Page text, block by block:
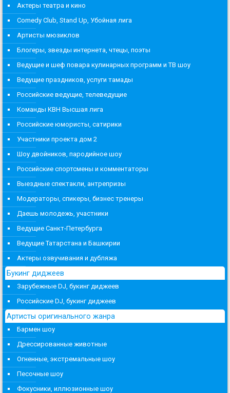
Актеры театра и кино
Comedy Club, Stand Up, Убойная лига
Артисты мюзиклов
Блогеры, звезды интернета, чтецы, поэты
Ведущие и шеф повара кулинарных программ и ТВ шоу
Ведущие праздников, услуги тамады
Российские ведущие, телеведущие
Команды КВН Высшая лига
Российские юмористы, сатирики
Участники проекта дом 2
Шоу двойников, пародийное шоу
Российские спортсмены и комментаторы
Выездные спектакли, антрепризы
Модераторы, спикеры, бизнес тренеры
Даешь молодежь, участники
Ведущие Санкт-Петербурга
Ведущие Татарстана и Башкирии
Актеры озвучивания и дубляжа
Букинг диджеев
Зарубежные DJ, букинг диджеев
Российские DJ, букинг диджеев
Артисты оригинального жанра
Бармен шоу
Дрессированные животные
Огненные, экстремальные шоу
Песочные шоу
Фокусники, иллюзионные шоу